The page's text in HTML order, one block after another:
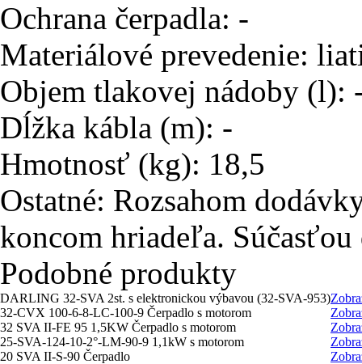
Ochrana čerpadla: -
Materiálové prevedenie:
Objem tlakovej nádoby (l):
Dĺžka kábla (m): -
Hmotnosť (kg): 18,5
Ostatné: Rozsahom
koncom hriadeľa.
Podobné produkty
DARLING 32-SVA 2st. s elektronickou výbavou (32-SVA-953)
32-CVX 100-6-8-LC-100-9 Čerpadlo s motorom
32 SVA II-FE 95 1,5KW Čerpadlo s motorom
25-SVA-124-10-2°-LM-90-9 1,1kW s motorom
20 SVA II-S-90 Čerpadlo